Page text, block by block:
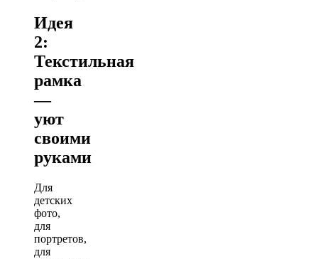
Идея
2:
Текстильная
рамка
—
уют
своими
руками
Для
детских
фото,
для
портретов,
для